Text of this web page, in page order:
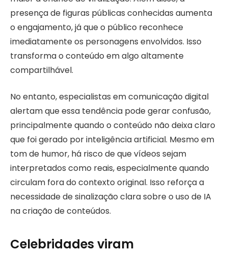
presença de figuras públicas conhecidas aumenta
o engajamento, já que o público reconhece
imediatamente os personagens envolvidos. Isso
transforma o conteúdo em algo altamente
compartilhável.
No entanto, especialistas em comunicação digital
alertam que essa tendência pode gerar confusão,
principalmente quando o conteúdo não deixa claro
que foi gerado por inteligência artificial. Mesmo em
tom de humor, há risco de que vídeos sejam
interpretados como reais, especialmente quando
circulam fora do contexto original. Isso reforça a
necessidade de sinalização clara sobre o uso de IA
na criação de conteúdos.
Celebridades viram